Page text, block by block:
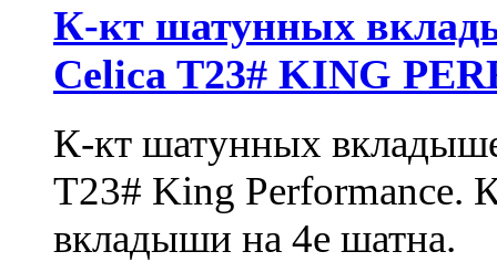
К-кт шатунных
Celica T23# KING
К-кт шатунных
T23# King Performance.
вкладыши на 4е шатна.